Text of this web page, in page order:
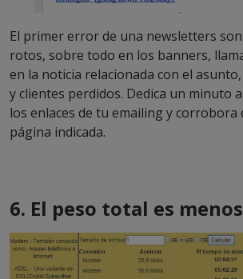
El primer error de una newsletters
rotos, sobre todo en los banners,
en la noticia relacionada con el
y clientes perdidos. Dedica un minuto
los enlaces de tu emailing y corrobora
página indicada.
6. El peso total es